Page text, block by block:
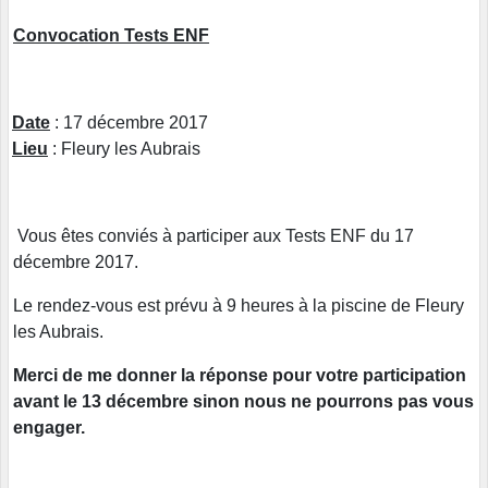
Convocation Tests ENF
Date : 17 décembre 2017
Lieu : Fleury les Aubrais
Vous êtes conviés à participer aux Tests ENF du 17
décembre 2017.
Le rendez-vous est prévu à 9 heures à la piscine de Fleury
les Aubrais.
Merci de me donner la réponse pour votre participation
avant le 13 décembre sinon nous ne pourrons pas vous
engager.